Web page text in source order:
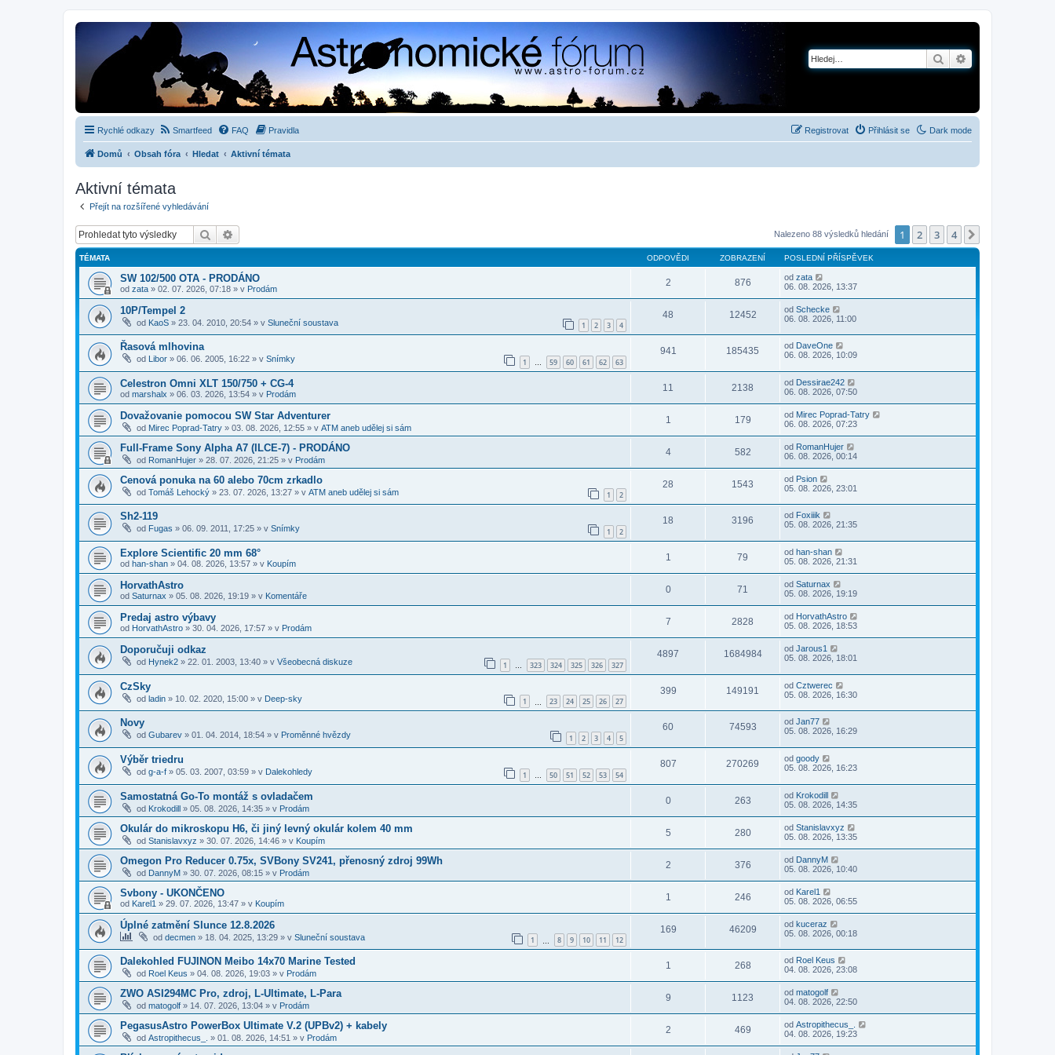
Hledat
Rychlé odkazy Dark mode
Smartfeed FAQ Pravidla Přihlásit se
Registrovat
Domů Obsah fóra Hledat Aktivní témata
Aktivní témata
Přejít na rozšířené vyhledávání
Hledat Nalezeno 88 výsledků hledání 1 2 3 4
TÉMATA ODPOVĚDI ZOBRAZENÍ POSLEDNÍ PŘÍSPĚVEK
SW 102/500 OTA - PRODÁNO
od zata » 02. 07. 2026, 07:18 » v Prodám
2 876 od zata
06. 08. 2026, 13:37
10P/Tempel 2
od KaoS » 23. 04. 2010, 20:54 » v Sluneční soustava 1 2 3 4
48 12452 od Schecke
06. 08. 2026, 11:00
Řasová mlhovina
od Libor » 06. 06. 2005, 16:22 » v Snímky 1 … 59 60 61 62 63
941 185435 od DaveOne
06. 08. 2026, 10:09
Celestron Omni XLT 150/750 + CG-4
od marshalx » 06. 03. 2026, 13:54 » v Prodám
11 2138 od Dessirae242
06. 08. 2026, 07:50
Dovažovanie pomocou SW Star Adventurer
od Mirec Poprad-Tatry » 03. 08. 2026, 12:55 » v ATM aneb udělej si sám
1 179 od Mirec Poprad-Tatry
06. 08. 2026, 07:23
Full-Frame Sony Alpha A7 (ILCE-7) - PRODÁNO
od RomanHujer » 28. 07. 2026, 21:25 » v Prodám
4 582 od RomanHujer
06. 08. 2026, 00:14
Cenová ponuka na 60 alebo 70cm zrkadlo
od Tomáš Lehocký » 23. 07. 2026, 13:27 » v ATM aneb udělej si sám 1 2
28 1543 od Psion
05. 08. 2026, 23:01
Sh2-119
od Fugas » 06. 09. 2011, 17:25 » v Snímky 1 2
18 3196 od Foxiiik
05. 08. 2026, 21:35
Explore Scientific 20 mm 68°
od han-shan » 04. 08. 2026, 13:57 » v Koupím
1 79 od han-shan
05. 08. 2026, 21:31
HorvathAstro
od Saturnax » 05. 08. 2026, 19:19 » v Komentáře
0 71 od Saturnax
05. 08. 2026, 19:19
Predaj astro výbavy
od HorvathAstro » 30. 04. 2026, 17:57 » v Prodám
7 2828 od HorvathAstro
05. 08. 2026, 18:53
Doporučuji odkaz
od Hynek2 » 22. 01. 2003, 13:40 » v Všeobecná diskuze 1 … 323 324 325 326 327
4897 1684984 od Jarous1
05. 08. 2026, 18:01
CzSky
od ladin » 10. 02. 2020, 15:00 » v Deep-sky 1 23 24 25 26 27
399 149191 od Cztwerec
05. 08. 2026, 16:30
Novy
od Gubarev » 01. 04. 2014, 18:54 » v Proměnné hvězdy 1 2 3 4 5
60 74593 od Jan77
05. 08. 2026, 16:29
Výběr triedru
od g-a-f » 05. 03. 2007, 03:59 » v Dalekohledy 1 … 50 51 52 53 54
807 270269 od goody
05. 08. 2026, 16:23
Samostatná Go-To montáž s ovladačem
od Krokodill » 05. 08. 2026, 14:35 » v Prodám
0 263 od Krokodill
05. 08. 2026, 14:35
Okulár do mikroskopu H6, či jiný levný okulár kolem 40 mm
od Stanislavxyz » 30. 07. 2026, 14:46 » v Koupím
5 280 od Stanislavxyz
05. 08. 2026, 13:35
Omegon Pro Reducer 0.75x, SVBony SV241, přenosný zdroj 99Wh
od DannyM » 30. 07. 2026, 08:15 » v Prodám
2 376 od DannyM
05. 08. 2026, 10:40
Svbony - UKONČENO
od Karel1 » 29. 07. 2026, 13:47 » v Koupím
1 246 od Karel1
05. 08. 2026, 06:55
Úplné zatmění Slunce 12.8.2026
od decmen » 18. 04. 2025, 13:29 » v Sluneční soustava 1 8 9 10 11 12
169 46209 od kuceraz
05. 08. 2026, 00:18
Dalekohled FUJINON Meibo 14x70 Marine Tested
od Roel Keus » 04. 08. 2026, 19:03 » v Prodám
1 268 od Roel Keus
04. 08. 2026, 23:08
ZWO ASI294MC Pro, zdroj, L-Ultimate, L-Para
od matogolf » 14. 07. 2026, 13:04 » v Prodám
9 1123 od matogolf
04. 08. 2026, 22:50
PegasusAstro PowerBox Ultimate V.2 (UPBv2) + kabely
od Astropithecus_. » 01. 08. 2026, 14:51 » v Prodám
2 469 od Astropithecus_.
04. 08. 2026, 19:23